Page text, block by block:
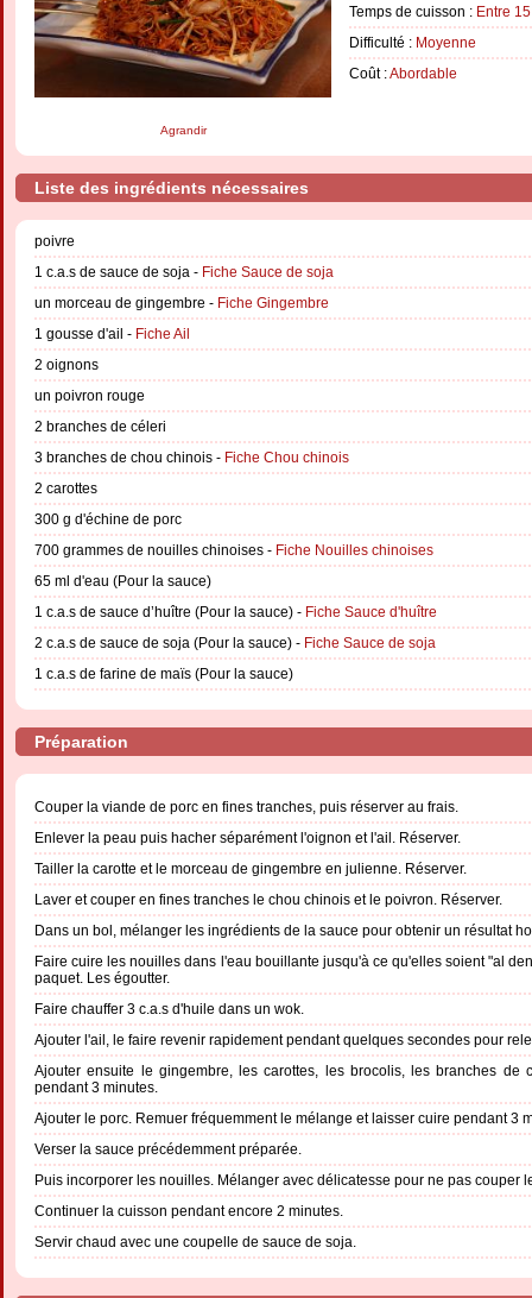
Agrandir
Temps de cuisson : Entre
Difficulté : Moyenne
Coût :Abordable
Liste des ingrédients nécessaires
poivre
1 c.a.s de sauce de soja - Fiche Sauce de soja
un morceau de gingembre - Fiche Gingembre
1 gousse d'ail - Fiche Ail
2 oignons
un poivron rouge
2 branches de céleri
3 branches de chou chinois - Fiche Chou chinois
2 carottes
300 g d'échine de porc
700 grammes de nouilles chinoises - Fiche Nouilles chinoises
65 ml d'eau (Pour la sauce)
1 c.a.s de sauce d’huître (Pour la sauce) - Fiche Sauce d'huître
2 c.a.s de sauce de soja (Pour la sauce) - Fiche Sauce de soja
1 c.a.s de farine de maïs (Pour la sauce)
Préparation
Couper la viande de porc en fines tranches, puis réserver au frais.
Enlever la peau puis hacher séparément l'oignon et l'ail. Réserver.
Tailler la carotte et le morceau de gingembre en julienne. Réserver.
Laver et couper en fines tranches le chou chinois et le poivron. Réserver.
Dans un bol, mélanger les ingrédients de la sauce pour obtenir un résultat
Faire cuire les nouilles dans l'eau bouillante jusqu'à ce qu'elles soient "al
paquet. Les égoutter.
Faire chauffer 3 c.a.s d'huile dans un wok.
Ajouter l'ail, le faire revenir rapidement pendant quelques secondes pour
Ajouter ensuite le gingembre, les carottes, les brocolis, les branches
pendant 3 minutes.
Ajouter le porc. Remuer fréquemment le mélange et laisser cuire pendant 3
Verser la sauce précédemment préparée.
Puis incorporer les nouilles. Mélanger avec délicatesse pour ne pas couper
Continuer la cuisson pendant encore 2 minutes.
Servir chaud avec une coupelle de sauce de soja.